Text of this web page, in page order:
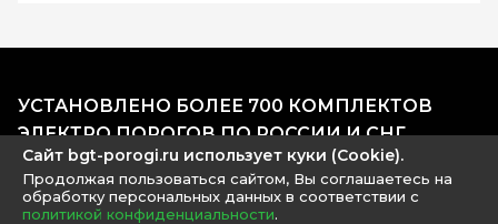
УСТАНОВЛЕНО БОЛЕЕ 700 КОМПЛЕКТОВ
ЭЛЕКТРО ПОРОГОВ ПО РОССИИ И СНГ
Сайт bgt-porogi.ru использует куки (Cookie).
Продолжая пользоваться сайтом, Вы соглашаетесь на
обработку персональных данных в соответствии с
политикой конфиденциальности.